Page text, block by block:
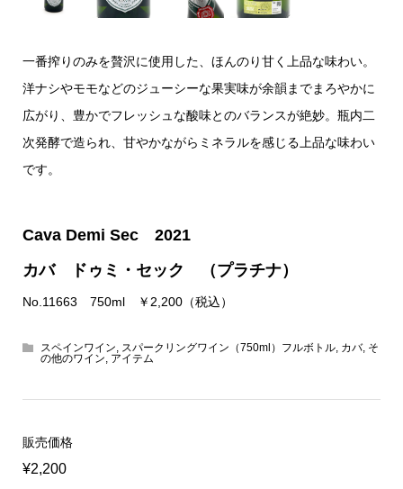
一番搾りのみを贅沢に使用した、ほんのり甘く上品な味わい。
洋ナシやモモなどのジューシーな果実味が余韻までまろやかに
広がり、豊かでフレッシュな酸味とのバランスが絶妙。瓶内二
次発酵で造られ、甘やかながらミネラルを感じる上品な味わい
です。
Cava Demi Sec 2021
カバ ドゥミ・セック （プラチナ）
No.11663 750ml ￥2,200（税込）
スペインワイン スパークリングワイン（750ml）フルボトル, カバ, そ
の他のワイン アイテム
販売価格
¥2,200